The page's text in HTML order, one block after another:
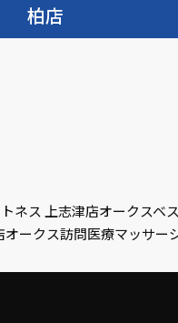
柏店
ネス 上志津店オークスベ
オークス訪問医療マッサー